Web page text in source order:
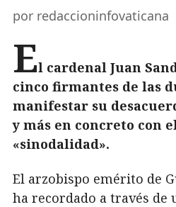
por redaccioninfovaticana
El cardenal Juan
cinco firmantes de las
manifestar su
y más en concreto con
«sinodalidad».
El arzobispo emérito de
ha recordado a través de